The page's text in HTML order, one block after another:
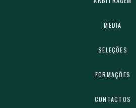
MEDIA
SELEÇÕES
FORMAÇÕES
CONTACTOS